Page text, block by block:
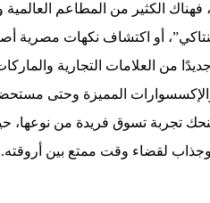
فهناك الكثير من المطاعم
أو اكتشاف نكهات مصرية
من العلامات التجارية
المميزة وحتى
تجربة تسوق فريدة من نوعها،
وجذاب لقضاء وقت ممتع بين أروقته.